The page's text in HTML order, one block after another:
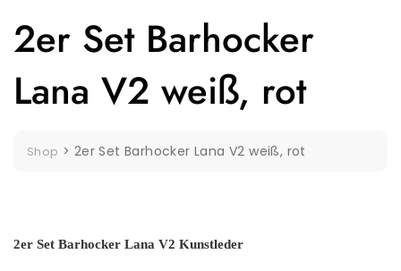
2er Set Barhocker
Lana V2 weiß, rot
Shop > 2er Set Barhocker Lana V2 weiß, rot
2er Set Barhocker Lana V2 Kunstleder